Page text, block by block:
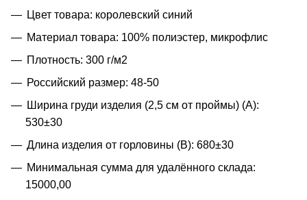
Цвет товара: королевский синий
Материал товара: 100% полиэстер, микрофлис
Плотность: 300 г/м2
Российский размер: 48-50
Ширина груди изделия (2,5 см от проймы) (A):
530±30
Длина изделия от горловины (B): 680±30
Минимальная сумма для удалённого склада:
15000,00